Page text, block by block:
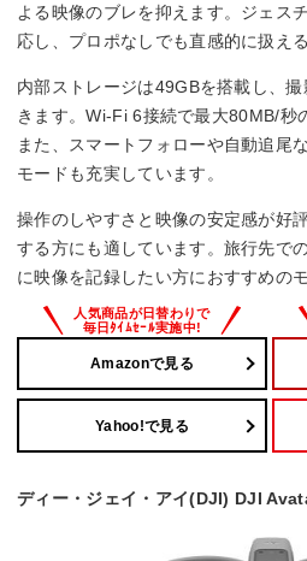
よる映像のブレを抑えます。ジェス
応し、プロポなしでも直感的に扱え
内部ストレージは49GBを搭載し、
きます。Wi-Fi 6接続で最大80MB/秒
また、スマートフォローや自動追尾
モードも充実しています。
操作のしやすさと映像の安定感が好
する方にも適しています。旅行先で
に映像を記録したい方におすすめの
Amazonで見る
Yahoo!で見る
ディー・ジェイ・アイ(DJI) DJI